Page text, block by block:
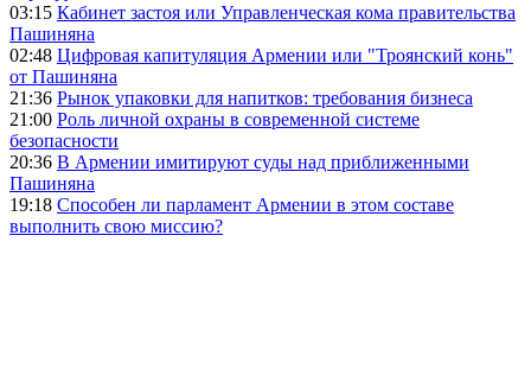
03:15 Кабинет застоя или Управленческая кома правительства
Пашиняна
02:48 Цифровая капитуляция Армении или "Троянский конь"
от Пашиняна
21:36 Рынок упаковки для напитков: требования бизнеса
21:00 Роль личной охраны в современной системе
безопасности
20:36 В Армении имитируют суды над приближенными
Пашиняна
19:18 Способен ли парламент Армении в этом составе
выполнить свою миссию?